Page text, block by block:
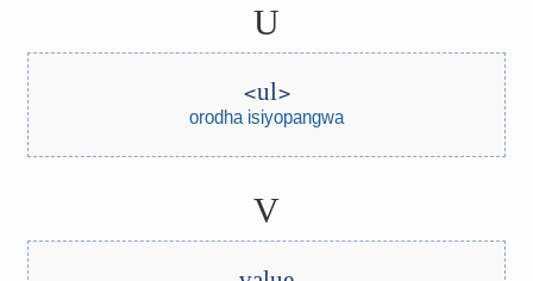
U
ul
orodha isiyopangwa
V